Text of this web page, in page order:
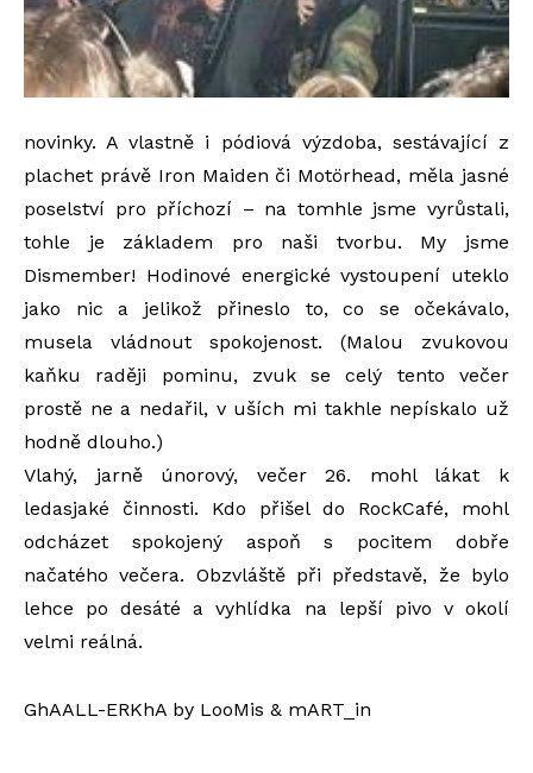
novinky. A vlastně i pódiová výzdoba, sestávající z
plachet právě Iron Maiden či Motörhead, měla jasné
poselství pro příchozí – na tomhle jsme vyrůstali,
tohle je základem pro naši tvorbu. My jsme
Dismember! Hodinové energické vystoupení uteklo
jako nic a jelikož přineslo to, co se očekávalo,
musela vládnout spokojenost. (Malou zvukovou
kaňku raději pominu, zvuk se celý tento večer
prostě ne a nedařil, v uších mi takhle nepískalo už
hodně dlouho.)
Vlahý, jarně únorový, večer 26. mohl lákat k
ledasjaké činnosti. Kdo přišel do RockCafé, mohl
odcházet spokojený aspoň s pocitem dobře
načatého večera. Obzvláště při představě, že bylo
lehce po desáté a vyhlídka na lepší pivo v okolí
velmi reálná.
GhAALL-ERKhA by LooMis & mART_in